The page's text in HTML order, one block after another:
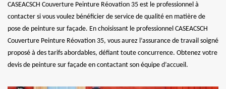
CASEACSCH Couverture Peinture Réovation 35 est le professionnel à
contacter si vous voulez bénéficier de service de qualité en matière de
pose de peinture sur façade. En choisissant le professionnel CASEACSCH
Couverture Peinture Réovation 35, vous aurez l’assurance de travail soigné
proposé à des tarifs abordables, défiant toute concurrence. Obtenez votre
devis de peinture sur façade en contactant son équipe d’accueil.